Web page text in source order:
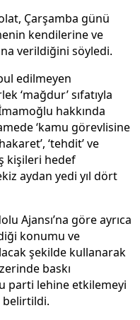
Çarşamba günü
kendilerine ve
verildiğini söyledi.
edilmeyen
‘mağdur’ sıfatıyla
hakkında
‘kamu görevlisine
‘tehdit’ ve
kişileri hedef
aydan yedi yıl dört
Ajansı’na göre ayrıca
konumu ve
şekilde kullanarak
baskı
parti lehine etkilemeyi
belirtildi.